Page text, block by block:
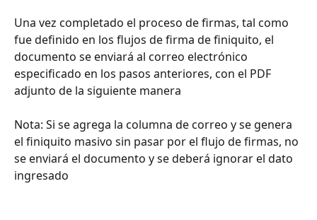
Una vez completado el proceso de firmas, tal como
fue definido en los flujos de firma de finiquito, el
documento se enviará al correo electrónico
especificado en los pasos anteriores, con el PDF
adjunto de la siguiente manera
Nota: Si se agrega la columna de correo y se genera
el finiquito masivo sin pasar por el flujo de firmas, no
se enviará el documento y se deberá ignorar el dato
ingresado